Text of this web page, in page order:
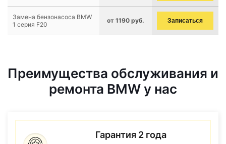
Замена бензонасоса BMW
1 серия F20
от 1190 руб. Записаться
Преимущества обслуживания и
ремонта BMW у нас
Гарантия 2 года